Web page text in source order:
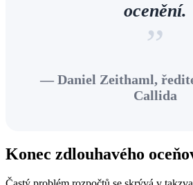
ocenění.
”
— Daniel Zeithaml,
Callida
Konec zdlouhavého